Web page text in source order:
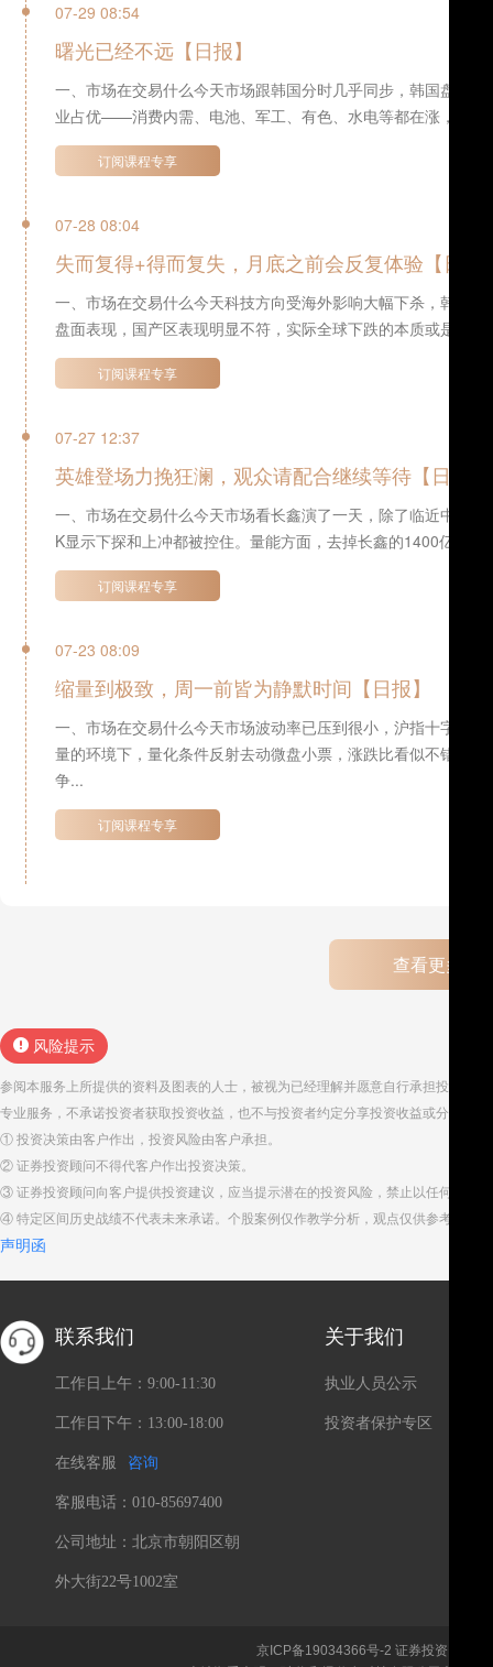
07-29 08:54
曙光已经不远【日报】
一、市场在交易什么今天市场跟韩国分时几乎同步，韩国盘中
业占优——消费内需、电池、军工、有色、水电等都在涨，没有
订阅课程专享
07-28 08:04
失而复得+得而复失，月底之前会反复体验【日报
一、市场在交易什么今天科技方向受海外影响大幅下杀，韩国
盘面表现，国产区表现明显不符，实际全球下跌的本质或是为7
订阅课程专享
07-27 12:37
英雄登场力挽狂澜，观众请配合继续等待【日报】
一、市场在交易什么今天市场看长鑫演了一天，除了临近中午
K显示下探和上冲都被控住。量能方面，去掉长鑫的1400亿成
订阅课程专享
07-23 08:09
缩量到极致，周一前皆为静默时间【日报】
一、市场在交易什么今天市场波动率已压到很小，沪指十字星
量的环境下，量化条件反射去动微盘小票，涨跌比看似不错但
争...
订阅课程专享
查看更多
风险提示
参阅本服务上所提供的资料及图表的人士，被视为已经理解并愿意自行承担投资服
专业服务，不承诺投资者获取投资收益，也不与投资者约定分享投资收益或分担投
① 投资决策由客户作出，投资风险由客户承担。
② 证券投资顾问不得代客户作出投资决策。
③ 证券投资顾问向客户提供投资建议，应当提示潜在的投资风险，禁止以任何方式
④ 特定区间历史战绩不代表未来承诺。个股案例仅作教学分析，观点仅供参考。股
声明函
联系我们
工作日上午：9:00-11:30
工作日下午：13:00-18:00
在线客服 咨询
客服电话：010-85697400
公司地址：北京市朝阳区朝
外大街22号1002室
关于我们
执业人员公示
投资者保护专区
京ICP备19034366号-2 证券投资咨询、